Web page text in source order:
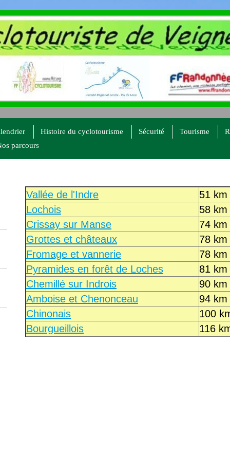
Histoire du cyclotourisme Sécurité Tourisme
parcours
Vallée de l'Indre
51 km
Lochois
58 km
Crissay sur Manse
74 km
Grottes et châteaux
78 km
Fromage et vannerie
78 km
Pyramides en forêt de Loches
81 km
Chemillé sur Indrois
90 km
Amboise et Chenonceau
94 km
Chinonais
100
Bourgueillois
116